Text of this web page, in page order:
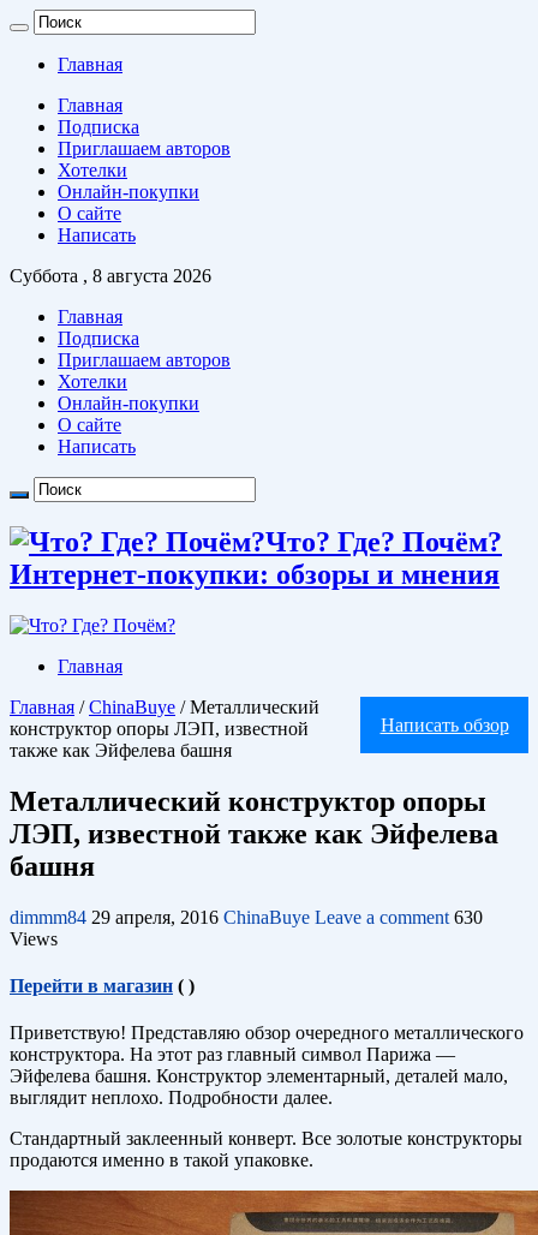
Главная
Главная
Подписка
Приглашаем авторов
Хотелки
Онлайн-покупки
О сайте
Написать
Суббота , 8 августа 2026
Главная
Подписка
Приглашаем авторов
Хотелки
Онлайн-покупки
О сайте
Написать
Что? Где? Почём?
Интернет-покупки: обзоры и мнения
Главная
Написать обзор
Главная / ChinaBuye / Металлический
конструктор опоры ЛЭП, известной
также как Эйфелева башня
Металлический конструктор опоры
ЛЭП, известной также как Эйфелева
башня
dimmm84 29 апреля, 2016 ChinaBuye Leave a comment 630
Views
Перейти в магазин ( )
Приветствую! Представляю обзор очередного металлического
конструктора. На этот раз главный символ Парижа —
Эйфелева башня. Конструктор элементарный, деталей мало,
выглядит неплохо. Подробности далее.
Стандартный заклеенный конверт. Все золотые конструкторы
продаются именно в такой упаковке.